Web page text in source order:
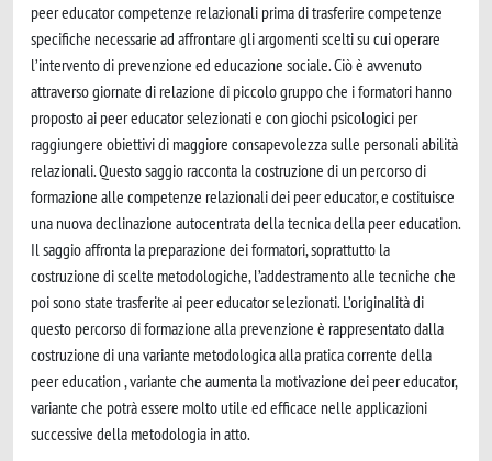
peer educator competenze relazionali prima di trasferire competenze
specifiche necessarie ad affrontare gli argomenti scelti su cui operare
l’intervento di prevenzione ed educazione sociale. Ciò è avvenuto
attraverso giornate di relazione di piccolo gruppo che i formatori hanno
proposto ai peer educator selezionati e con giochi psicologici per
raggiungere obiettivi di maggiore consapevolezza sulle personali abilità
relazionali. Questo saggio racconta la costruzione di un percorso di
formazione alle competenze relazionali dei peer educator, e costituisce
una nuova declinazione autocentrata della tecnica della peer education.
Il saggio affronta la preparazione dei formatori, soprattutto la
costruzione di scelte metodologiche, l’addestramento alle tecniche che
poi sono state trasferite ai peer educator selezionati. L’originalità di
questo percorso di formazione alla prevenzione è rappresentato dalla
costruzione di una variante metodologica alla pratica corrente della
peer education , variante che aumenta la motivazione dei peer educator,
variante che potrà essere molto utile ed efficace nelle applicazioni
successive della metodologia in atto.